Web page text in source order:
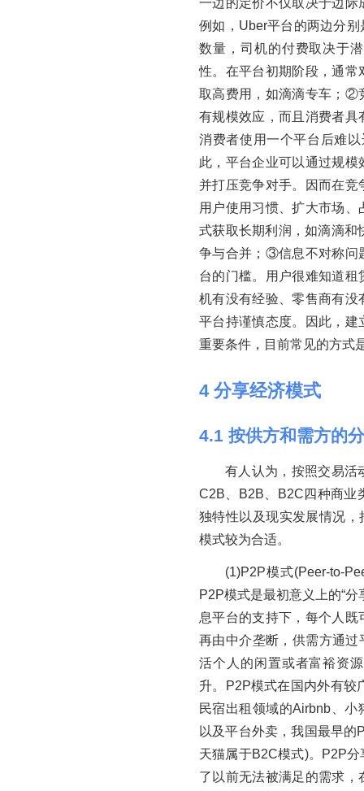
一边的定价不仅取决于边
例如，Uber平台的两边分
数量，司机的付费取决于
性。在平台初期阶段，通
取高费用，如滴滴专车；②
有规模效应，而且消费者
消费者使用一个平台后难
此，平台企业可以通过规
并打压竞争对手。因而在
用户使用习惯、扩大市场
式获取长期利润，如滴滴和
争与合并；③信息不对称问
台的门槛。用户很难知道
机有没有经验、零售商有
平台持谨慎态度。因此，
重要条件，目前常见的方式
4 分享经济模式
4.1 按供方和需方的
有人认为，按照交易活
C2B、B2B、B2C四种商业
独特性以及现实发展情况
模式较为合适。
(1)P2P模式(Peer-to-
P2P模式是最初意义上的“
息平台的支持下，每个人
再由中介垄断，供需方通
活个人的闲置或者富裕资
升。P2P模式在国内外有较
民宿出租领域的Airbnb、
以及平台外卖，我国最早
天猫属于B2C模式)。P2P
了以前无法被满足的需求